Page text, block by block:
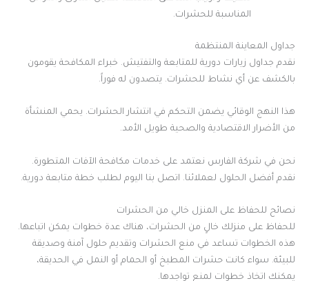
المناسبة للحشرات.
جداول المعاينة المنتظمة
نقدم جداول زيارات دورية للمتابعة والتفتيش. خبراء المكافحة يقومون
بالكشف عن أي نشاط للحشرات. يتصدون له فوراً.
هذا النهج الوقائي يضمن التحكم في انتشار الحشرات. يحمي المنشأة
من الأضرار الاقتصادية والصحية طويل الأمد.
نحن في شركة الفارس نعتمد على خدمات مكافحة الآفات المتطورة.
نقدم أفضل الحلول لعملائنا. اتصل بنا اليوم لطلب خطة متابعة دورية.
نصائح للحفاظ على المنزل خالي من الحشرات
للحفاظ على منزلك خالٍ من الحشرات، هناك عدة خطوات يمكن اتباعها.
هذه الخطوات تساعد في منع الحشرات وتقديم حلول آمنة وصديقة
للبيئة. سواء كانت حشرات المطبخ أو الحمام أو النمل في الحديقة،
يمكنك اتخاذ خطوات لمنع تواجدها.